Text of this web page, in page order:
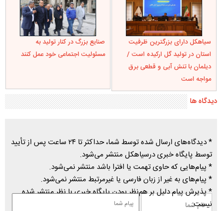
سیاهکل دارای بزرگترین ظرفیت
استان در تولید گل ارکیده است /
دیلمان با تنش آبی و قطعی برق
مواجه است
صنایع بزرگ در کنار تولید به
مسئولیت اجتماعی خود عمل کنند
دیدگاه ها
* دیدگاه‌های ارسال شده توسط شما، حداکثر تا ۲۴ ساعت پس از تأیید
توسط پایگاه خبری درسیاهکل منتشر می‌شود.
* پیام‌هایی که حاوی تهمت یا افترا باشد منتشر نمی‌شود.
* پیام‌های به غیر از زبان فارسی یا غیرمرتبط منتشر نمی‌شود.
* پذیرش پیام دلیل بر هم‌نظر بودن پایگاه خبری با نظر منتشر شده
نیست.